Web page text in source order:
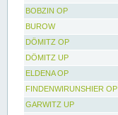
BOBZIN OP
BUROW
DÖMITZ OP
DÖMITZ UP
ELDENA OP
FINDENWIRUNSHIER OP
GARWITZ UP